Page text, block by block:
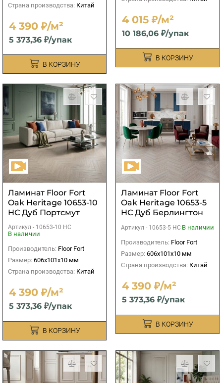
Страна производства: Китай
4 390 ₽/м²
5 373,36 ₽/упак
В КОРЗИНУ
4 015 ₽/м²
10 186,06 ₽/упак
В КОРЗИНУ
Ламинат Floor Fort
Oak Heritage 10653-10
НС Дуб Портсмут
Артикул - 10653-10 НС
В наличии
Производитель: Floor Fort
Размер: 606х101х10 мм
Страна производства: Китай
4 390 ₽/м²
5 373,36 ₽/упак
В КОРЗИНУ
Ламинат Floor Fort
Oak Heritage 10653-5
НС Дуб Берлингтон
Артикул - 10653-5 НС В наличии
Производитель: Floor Fort
Размер: 606х101х10 мм
Страна производства: Китай
4 390 ₽/м²
5 373,36 ₽/упак
В КОРЗИНУ